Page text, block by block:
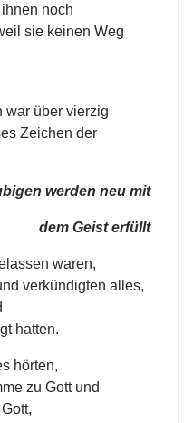
noch
sie keinen Weg
war über vierzig
Zeichen der
werden neu mit
dem Geist erfüllt
waren,
verkündigten alles,
hatten.
hörten,
zu Gott und